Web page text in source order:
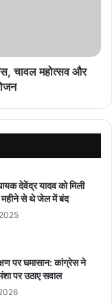
चावल महोत्सव और
देवेंद्र यादव को मिली
से थे जेल में बंद
पर घमासान: कांग्रेस ने
पर उठाए सवाल